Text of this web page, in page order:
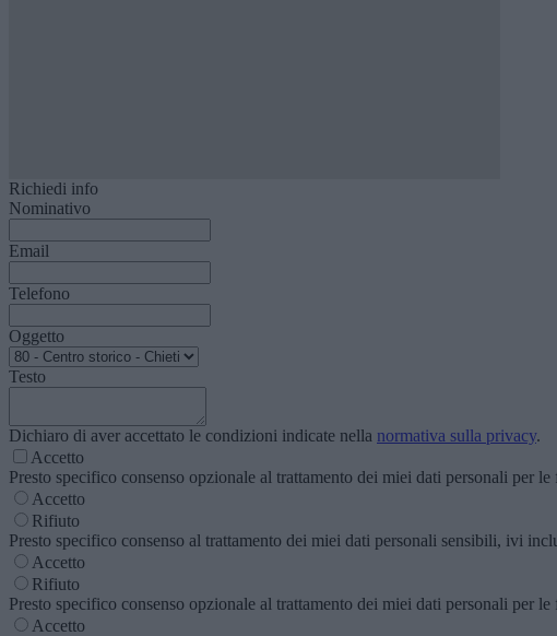
Richiedi info
Nominativo
Email
Telefono
Oggetto
Testo
Dichiaro di aver accettato le condizioni indicate nella normativa sulla privacy.
Accetto
Presto specifico consenso opzionale al trattamento dei miei dati personali per
Accetto
Rifiuto
Presto specifico consenso al trattamento dei miei dati personali sensibili, ivi
Accetto
Rifiuto
Presto specifico consenso opzionale al trattamento dei miei dati personali per
Accetto